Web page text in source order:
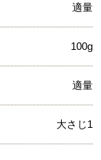
適量
100g
適量
大さじ1